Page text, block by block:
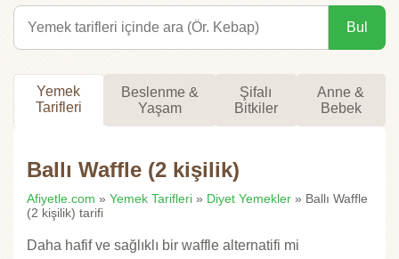
Bul
Yemek
Tarifleri
Beslenme &
Yaşam
Şifalı
Bitkiler
Anne &
Bebek
Ballı Waffle (2 kişilik)
Afiyetle.com » Yemek Tarifleri » Diyet Yemekler » Ballı Waffle
(2 kişilik) tarifi
Daha hafif ve sağlıklı bir waffle alternatifi mi